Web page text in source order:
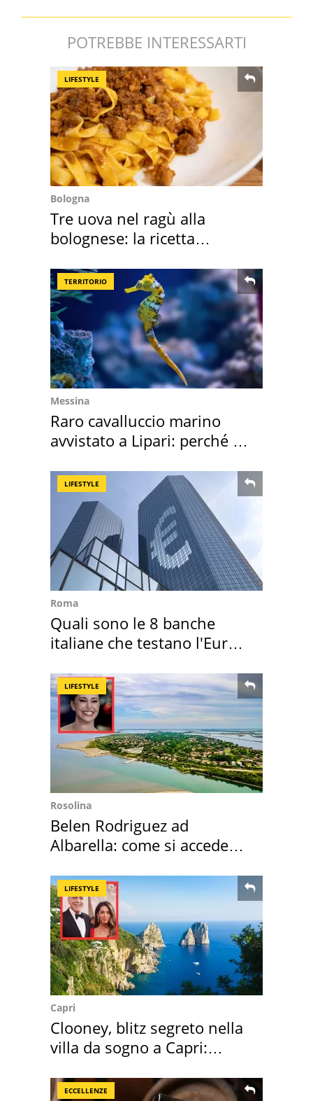
POTREBBE INTERESSARTI
LIFESTYLE
Bologna
Tre uova nel ragù alla
bolognese: la ricetta
TERRITORIO
Messina
Raro cavalluccio marino
avvistato a Lipari: perché è
LIFESTYLE
Roma
Quali sono le 8 banche
italiane che testano l'Euro
LIFESTYLE
Rosolina
Belen Rodriguez ad
Albarella: come si accede
LIFESTYLE
Capri
Clooney, blitz segreto nella
villa da sogno a Capri:
ECCELLENZE